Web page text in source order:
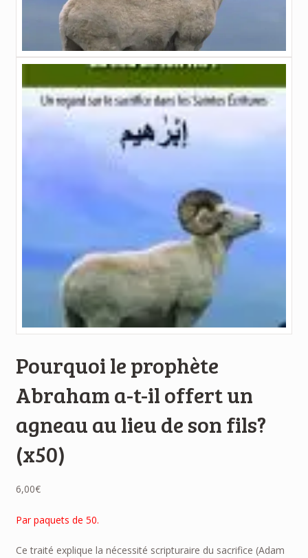
Pourquoi le prophète
Abraham a-t-il offert un
agneau au lieu de son fils?
(x50)
6,00€
Par paquets de 50.
Ce traité explique la nécessité scripturaire du sacrifice (Adam